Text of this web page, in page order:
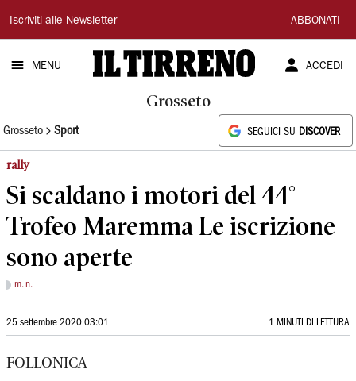
Il
Tirreno
Iscriviti alle Newsletter ABBONATI
MENU ACCEDI
Grosseto
Grosseto Sport SEGUICI SU DISCOVER
rally
Si scaldano i motori del 44°
Trofeo Maremma Le iscrizione
sono aperte
m. n.
25 settembre 2020 03:01 1 MINUTI DI LETTURA
FOLLONICA